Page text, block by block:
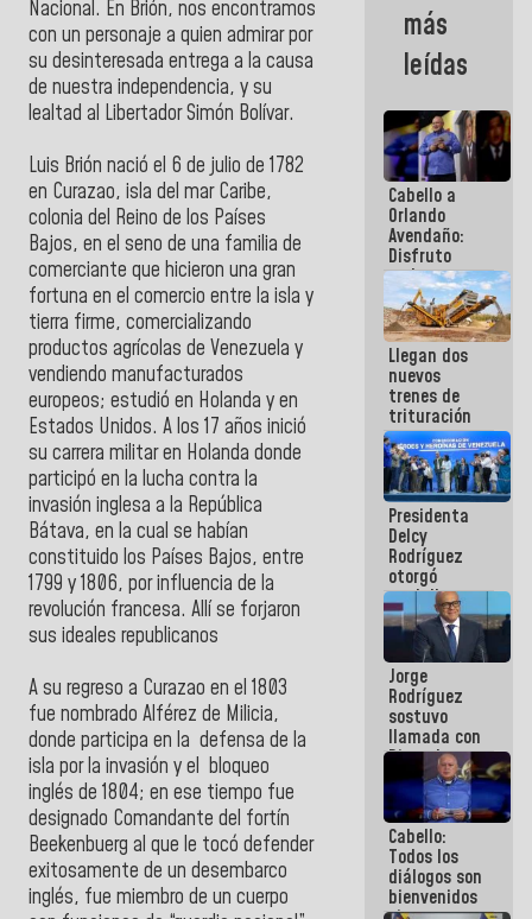
Nacional. En Brión, nos encontramos
con un personaje a quien admirar por
su desinteresada entrega a la causa
de nuestra independencia, y su
lealtad al Libertador Simón Bolívar.
Luis Brión nació el 6 de julio de 1782
en Curazao, isla del mar Caribe,
colonia del Reino de los Países
Bajos, en el seno de una familia de
comerciante que hicieron una gran
fortuna en el comercio entre la isla y
tierra firme, comercializando
productos agrícolas de Venezuela y
vendiendo manufacturados
europeos; estudió en Holanda y en
Estados Unidos. A los 17 años inició
su carrera militar en Holanda donde
participó en la lucha contra la
invasión inglesa a la República
Bátava, en la cual se habían
constituido los Países Bajos, entre
1799 y 1806, por influencia de la
revolución francesa. Allí se forjaron
sus ideales republicanos
A su regreso a Curazao en el 1803
fue nombrado Alférez de Milicia,
donde participa en la defensa de la
isla por la invasión y el bloqueo
inglés de 1804; en ese tiempo fue
designado Comandante del fortín
Beekenbuerg al que le tocó defender
exitosamente de un desembarco
inglés, fue miembro de un cuerpo
por la AN
más
leídas
Cabello a
Orlando
Avendaño:
Disfruto
cada vez
que escribes
porque lo
que haces
es
embarrarla
Llegan dos
nuevos
trenes de
trituración
para
optimizar
manejo de
escombros
en La Guaira
Presidenta
Delcy
Rodríguez
otorgó
medalla
"Héroe de
Venezuela"
a servidores
públicos
Jorge
Rodríguez
sostuvo
llamada con
Dinorah
Figuera y
acuerdan
primer
encuentro
presencial
para el
diálogo
Cabello:
Todos los
diálogos son
bienvenidos